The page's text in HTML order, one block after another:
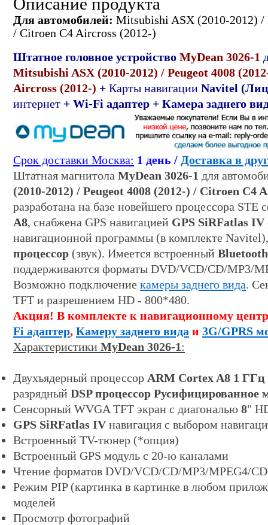
Описание продукта
Для автомобилей: Mitsubishi ASX (2010-2012) /
/ Citroen C4 Aircross (2012-)
Штатное головное устройство MyDean 3026-1
Mitsubishi ASX (2010-2012) / Peugeot 4008
Aircross (2012-) + Карты навигации Navitel (
интернет + Wi-Fi адаптер + Камера заднего
Срок доставки Москва: 1 день / Доставка в
Штатная магнитола MyDean 3026-1 для
(2010-2012) / Peugeot 4008 (2012-) / Citroen C4
разработана на базе новейшего процессора STE
A8, снабжена GPS навигацией GPS SiRFatlas IV
навигационной программы (в комплекте Navitel)
процессор (звук). Имеется встроенный Bluetooth
поддерживаются форматы DVD/VCD/CD/MP3/
Возможно подключение камеры заднего вида.
TFT и разрешением HD - 800*480.
Акция! В комплекте к навигационному
Fi адаптер, Камеру заднего вида и 3G/GPRS
Характеристики MyDean 3026-1:
Двухъядерный процессор ARM Cortex A8 1 ГГц
разрядный DSP процессор Русифицированное
Сенсорный WVGA TFT экран с диагональю 8"
GPS SiRFatlas IVнавигация с выбором
Встроенный TV-тюнер (*опция)
Встроенный GPS модуль с 20-ю каналами
Чтение форматов DVD/VCD/CD/MP3/MPEG4/
Режим PIP (картинка в картинке в любом
моделей
Просмотр фотографий